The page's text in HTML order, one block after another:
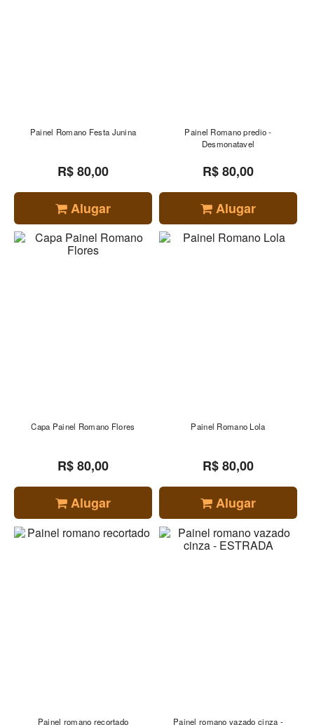
Painel Romano Festa Junina
R$ 80,00
Alugar
Painel Romano predio -
Desmonatavel
R$ 80,00
Alugar
Capa Painel Romano Flores
R$ 80,00
Alugar
Painel Romano Lola
R$ 80,00
Alugar
Painel romano recortado
Painel romano vazado cinza -